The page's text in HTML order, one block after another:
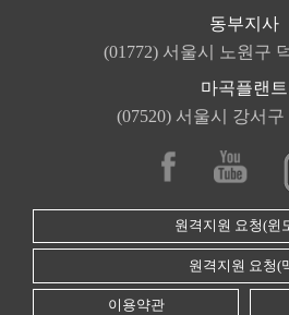
동부지사
(01772) 서울시 노원구
마곡플랜트
(07520) 서울시 강서
원격지원 요청(윈
원격지원 요청(
이용약관